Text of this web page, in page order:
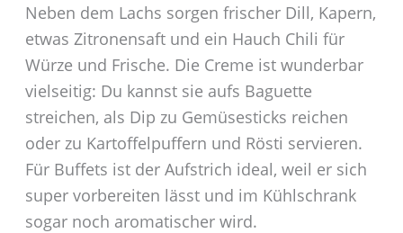
Neben dem Lachs sorgen frischer Dill, Kapern,
etwas Zitronensaft und ein Hauch Chili für
Würze und Frische. Die Creme ist wunderbar
vielseitig: Du kannst sie aufs Baguette
streichen, als Dip zu Gemüsesticks reichen
oder zu Kartoffelpuffern und Rösti servieren.
Für Buffets ist der Aufstrich ideal, weil er sich
super vorbereiten lässt und im Kühlschrank
sogar noch aromatischer wird.